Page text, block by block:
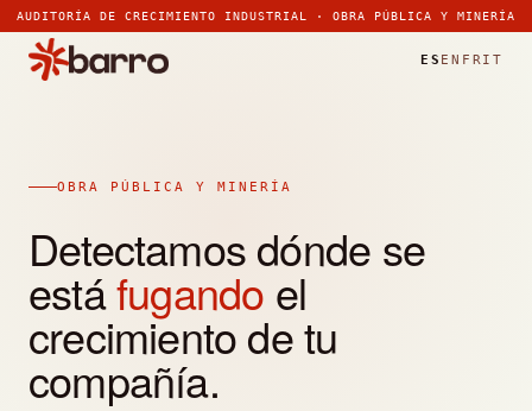
AUDITORÍA DE CRECIMIENTO INDUSTRIAL · OBRA PÚBLICA Y MINERÍA
ES EN FR IT
OBRA PÚBLICA Y MINERÍA
Detectamos dónde se
estáfugando el
crecimiento de tu
compañía.